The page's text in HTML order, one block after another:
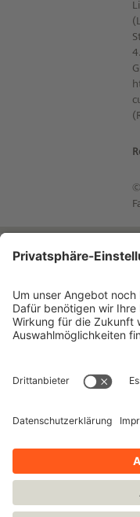
Impressum
Kontakt
Datenschutzhinweise
Bleiben Sie auf dem